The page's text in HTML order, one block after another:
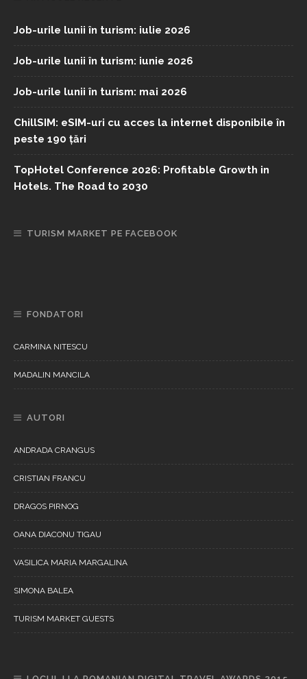
Job-urile lunii în turism: iulie 2026
Job-urile lunii în turism: iunie 2026
Job-urile lunii în turism: mai 2026
ChillSIM: eSIM-uri cu acces la internet disponibile în
peste 190 țări
TopHotel Conference 2026: Profitable Growth in
Hotels. The Road to 2030
TURISM MARKET PE FACEBOOK
FONDATORI
CARMINA NITESCU
MADALIN MANCILA
AUTORI
ANDRADA CRANGUS
CRISTIAN FRANCU
DRAGOS PIRNOG
OANA DIACONU TIGAU
VASILICA MARIA MARGALINA
SIMONA BALEA
TURISM MARKET GUESTS